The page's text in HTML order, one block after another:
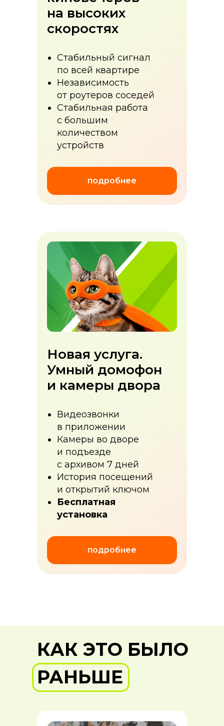
на высоких
скоростях
Стабильный сигнал
по всей квартире
Независимость
от роутеров соседей
Стабильная работа
с большим
количеством
устройств
подробнее
Новая услуга.
Умный домофон
и камеры двора
подробнее
Видеозвонки
в приложении
Камеры во дворе
и подъезде
c архивом 7 дней
История посещений
и открытий ключом
Бесплатная
установка
КАК ЭТО БЫЛО
РАНЬШЕ